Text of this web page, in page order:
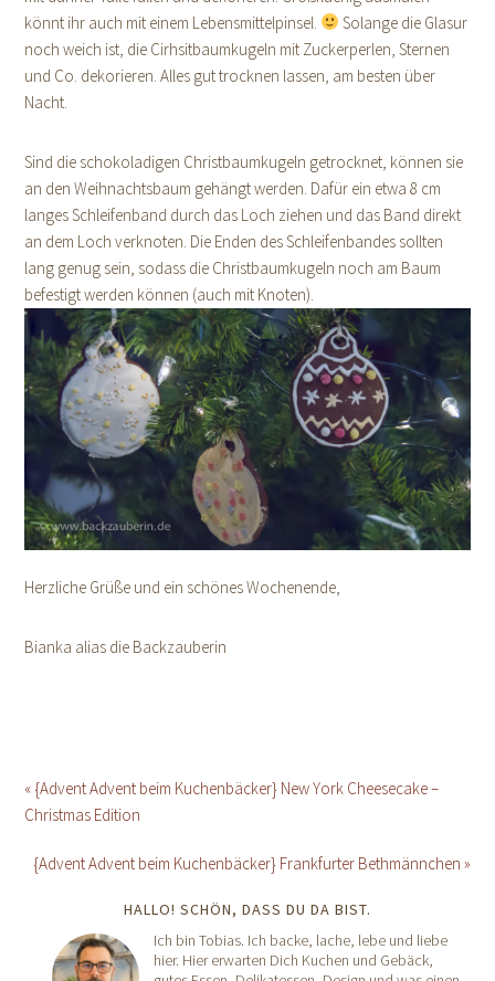
könnt ihr auch mit einem Lebensmittelpinsel.
Solange die Glasur
noch weich ist, die Cirhsitbaumkugeln mit Zuckerperlen, Sternen
und Co. dekorieren. Alles gut trocknen lassen, am besten über
Nacht.
Sind die schokoladigen Christbaumkugeln getrocknet, können sie
an den Weihnachtsbaum gehängt werden. Dafür ein etwa 8 cm
langes Schleifenband durch das Loch ziehen und das Band direkt
an dem Loch verknoten. Die Enden des Schleifenbandes sollten
lang genug sein, sodass die Christbaumkugeln noch am Baum
befestigt werden können (auch mit Knoten).
Herzliche Grüße und ein schönes Wochenende,
Bianka alias die Backzauberin
« {Advent Advent beim Kuchenbäcker} New York Cheesecake –
Christmas Edition
{Advent Advent beim Kuchenbäcker} Frankfurter Bethmännchen »
HALLO! SCHÖN, DASS DU DA BIST.
Ich bin Tobias. Ich backe, lache, lebe und liebe
hier. Hier erwarten Dich Kuchen und Gebäck,